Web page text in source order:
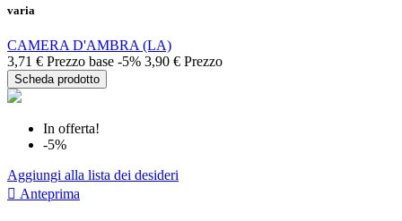
varia
CAMERA D'AMBRA (LA)
3,71 € Prezzo base -5% 3,90 € Prezzo
Scheda prodotto
In offerta!
-5%
Aggiungi alla lista dei desideri
 Anteprima